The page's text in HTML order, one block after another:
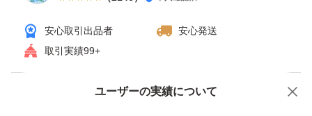
上記の件で何か気になることがありましたら、ご質問や評
価する前にコメントにてお問い合わせ下さい。
一定の温度と湿度が保つ、さつまいも専用貯蔵庫で
安心取引出品者
安心発送
取引実績99+
ユーザーの実績について
価格の相談 商品への質問